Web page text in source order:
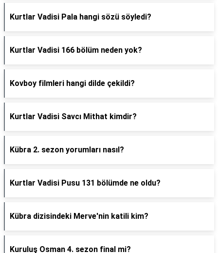
Kurtlar Vadisi Pala hangi sözü söyledi?
Kurtlar Vadisi 166 bölüm neden yok?
Kovboy filmleri hangi dilde çekildi?
Kurtlar Vadisi Savcı Mithat kimdir?
Kübra 2. sezon yorumları nasıl?
Kurtlar Vadisi Pusu 131 bölümde ne oldu?
Kübra dizisindeki Merve'nin katili kim?
Kuruluş Osman 4. sezon final mi?